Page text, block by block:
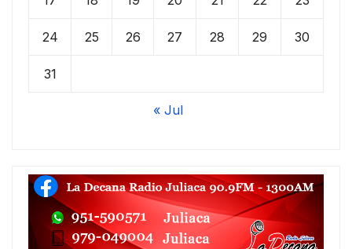
24 25 26 27 28 29 30
31
« Jul